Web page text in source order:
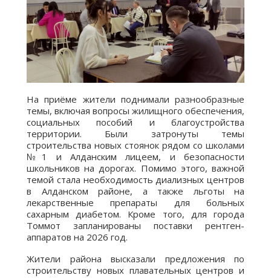
На приёме жители поднимали разнообразные
темы, включая вопросы жилищного обеспечения,
социальных пособий и благоустройства
территории. Были затронуты темы
строительства новых стоянок рядом со школами
№1 и Алданским лицеем, и безопасности
школьников на дорогах. Помимо этого, важной
темой стала необходимость диализных центров
в Алданском районе, а также льготы на
лекарственные препараты для больных
сахарным диабетом. Кроме того, для города
Томмот запланированы поставки рентген-
аппаратов на 2026 год.
Жители района высказали предложения по
строительству новых плавательных центров и